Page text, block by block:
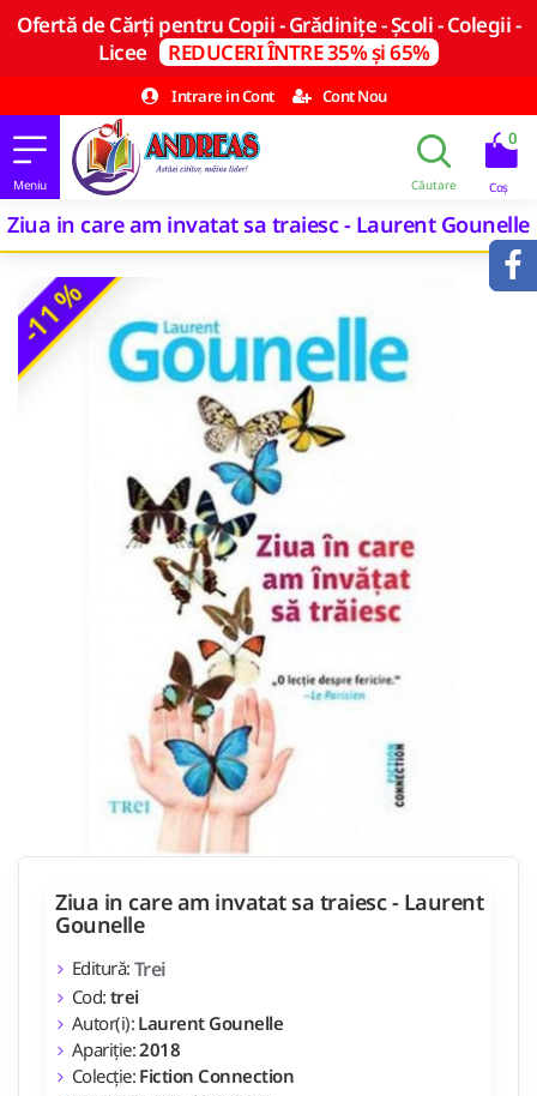
Ofertă de Cărți pentru Copii - Grădinițe - Școli - Colegii -
Licee REDUCERI ÎNTRE 35% și 65%
Intrare in Cont
Cont Nou
0
Ziua in care am invatat sa traiesc - Laurent Gounelle
-11 %
Ziua in care am invatat sa traiesc - Laurent
Gounelle
Editură: Trei
Cod: trei
Autor(i): Laurent Gounelle
Apariție:2018
Colecție: Fiction Connection